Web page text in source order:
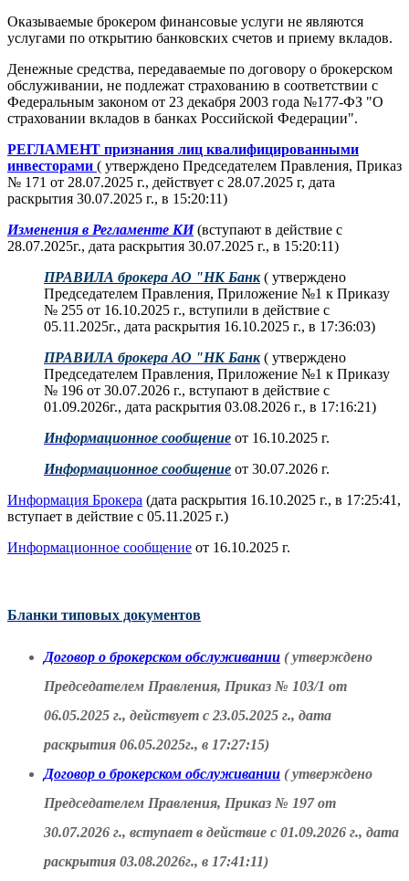
Оказываемые брокером финансовые услуги не являются
услугами по открытию банковских счетов и приему вкладов.
Денежные средства, передаваемые по договору о брокерском
обслуживании, не подлежат страхованию в соответствии с
Федеральным законом от 23 декабря 2003 года №177-ФЗ "О
страховании вкладов в банках Российской Федерации".
РЕГЛАМЕНТ признания лиц квалифицированными
инвесторами ( утверждено Председателем Правления, Приказ
№ 171 от 28.07.2025 г., действует с 28.07.2025 г, дата
раскрытия 30.07.2025 г., в 15:20:11)
Изменения в Регламенте КИ(вступают в действие с
28.07.2025г., дата раскрытия 30.07.2025 г., в 15:20:11)
ПРАВИЛА брокера АО "НК Банк ( утверждено
Председателем Правления, Приложение №1 к Приказу
№ 255 от 16.10.2025 г., вступили в действие с
05.11.2025г., дата раскрытия 16.10.2025 г., в 17:36:03)
ПРАВИЛА брокера АО "НК Банк ( утверждено
Председателем Правления, Приложение №1 к Приказу
№ 196 от 30.07.2026 г., вступают в действие с
01.09.2026г., дата раскрытия 03.08.2026 г., в 17:16:21)
Информационное сообщение от 16.10.2025 г.
Информационное сообщение от 30.07.2026 г.
Информация Брокера (дата раскрытия 16.10.2025 г., в 17:25:41,
вступает в действие с 05.11.2025 г.)
Информационное сообщение от 16.10.2025 г.
Бланки типовых документов
Договор о брокерском обслуживании ( утверждено
Председателем Правления, Приказ № 103/1 от
06.05.2025 г., действует с 23.05.2025 г., дата
раскрытия 06.05.2025г., в 17:27:15)
Договор о брокерском обслуживании ( утверждено
Председателем Правления, Приказ № 197 от
30.07.2026 г., вступает в действие с 01.09.2026 г., дата
раскрытия 03.08.2026г., в 17:41:11)